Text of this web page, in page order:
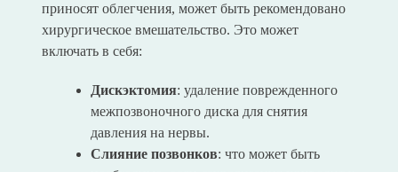
приносят облегчения, может быть рекомендовано
хирургическое вмешательство. Это может
включать в себя:
Дискэктомия: удаление поврежденного
межпозвоночного диска для снятия
давления на нервы.
Слияние позвонков: что может быть